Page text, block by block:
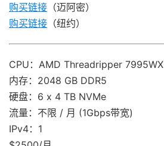
购买链接 （迈阿密）
购买链接 （纽约）
CPU：AMD Threadripper 7995WX
内存：2048 GB DDR5
硬盘：6 x 4 TB NVMe
流量：不限 / 月 (1Gbps带宽)
IPv4：1